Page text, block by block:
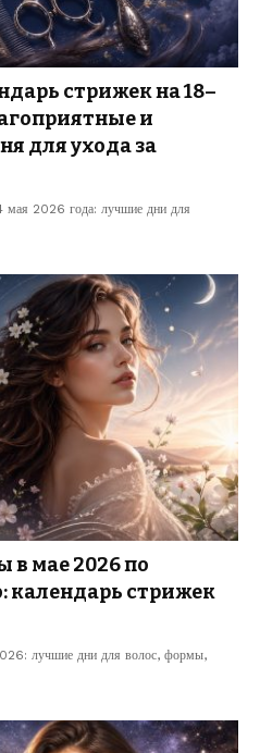
стрижек на 18–
и
для ухода за
мая 2026 года: лучшие дни для
в мае 2026 по
календарь стрижек
лучшие дни для волос, формы,